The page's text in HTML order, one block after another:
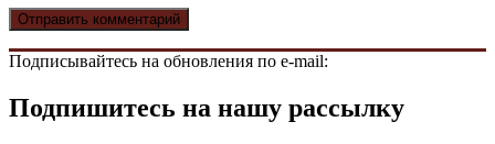
Подписывайтесь на обновления по e-mail:
Подпишитесь на нашу рассылку